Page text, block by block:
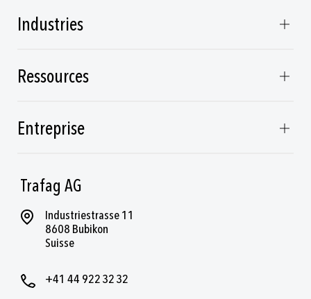
Trafag AG
Industriestrasse 11
8608 Bubikon
Suisse
+41 44 922 32 32
Industries
Ressources
Entreprise